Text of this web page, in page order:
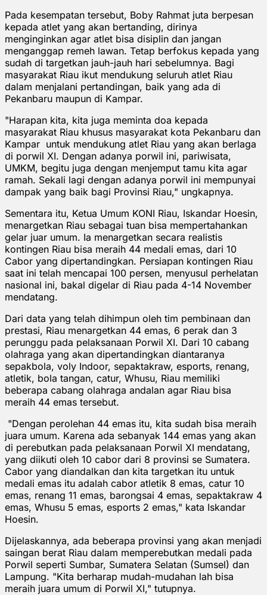
Pada kesempatan tersebut, Boby Rahmat juta berpesan
kepada atlet yang akan bertanding, dirinya
menginginkan agar atlet bisa disiplin dan jangan
menganggap remeh lawan. Tetap berfokus kepada yang
sudah di targetkan jauh-jauh hari sebelumnya. Bagi
masyarakat Riau ikut mendukung seluruh atlet Riau
dalam menjalani pertandingan, baik yang ada di
Pekanbaru maupun di Kampar.
"Harapan kita, kita juga meminta doa kepada
masyarakat Riau khusus masyarakat kota Pekanbaru dan
Kampar untuk mendukung atlet Riau yang akan berlaga
di porwil XI. Dengan adanya porwil ini, pariwisata,
UMKM, begitu juga dengan menjemput tamu kita agar
ramah. Sekali lagi dengan adanya porwil ini mempunyai
dampak yang baik bagi Provinsi Riau," ungkapnya.
Sementara itu, Ketua Umum KONI Riau, Iskandar Hoesin,
menargetkan Riau sebagai tuan bisa mempertahankan
gelar juar umum. Ia menargetkan secara realistis
kontingen Riau bisa meraih 44 medali emas, dari 10
Cabor yang dipertandingkan. Persiapan kontingen Riau
saat ini telah mencapai 100 persen, menyusul perhelatan
nasional ini, bakal digelar di Riau pada 4-14 November
mendatang.
Dari data yang telah dihimpun oleh tim pembinaan dan
prestasi, Riau menargetkan 44 emas, 6 perak dan 3
perunggu pada pelaksanaan Porwil XI. Dari 10 cabang
olahraga yang akan dipertandingkan diantaranya
sepakbola, voly Indoor, sepaktakraw, esports, renang,
atletik, bola tangan, catur, Whusu, Riau memiliki
beberapa cabang olahraga andalan agar Riau bisa
meraih 44 emas tersebut.
"Dengan perolehan 44 emas itu, kita sudah bisa meraih
juara umum. Karena ada sebanyak 144 emas yang akan
di perebutkan pada pelaksanaan Porwil XI mendatang,
yang diikuti oleh 10 cabor dari 8 provinsi se Sumatera.
Cabor yang diandalkan dan kita targetkan itu untuk
medali emas itu adalah cabor atletik 8 emas, catur 10
emas, renang 11 emas, barongsai 4 emas, sepaktakraw 4
emas, Whusu 5 emas, esports 2 emas," kata Iskandar
Hoesin.
Dijelaskannya, ada beberapa provinsi yang akan menjadi
saingan berat Riau dalam memperebutkan medali pada
Porwil seperti Sumbar, Sumatera Selatan (Sumsel) dan
Lampung. "Kita berharap mudah-mudahan lah bisa
meraih juara umum di Porwil XI," tutupnya.